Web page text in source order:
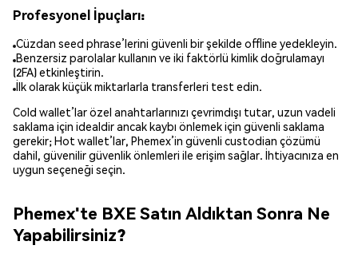
Profesyonel İpuçları:
Cüzdan seed phrase’lerini güvenli bir şekilde offline yedekleyin.
Benzersiz parolalar kullanın ve iki faktörlü kimlik doğrulamayı
(2FA) etkinleştirin.
İlk olarak küçük miktarlarla transferleri test edin.
Cold wallet’lar özel anahtarlarınızı çevrimdışı tutar, uzun vadeli
saklama için idealdir ancak kaybı önlemek için güvenli saklama
gerekir; Hot wallet’lar, Phemex’in güvenli custodian çözümü
dahil, güvenilir güvenlik önlemleri ile erişim sağlar. İhtiyacınıza en
uygun seçeneği seçin.
Phemex'te BXE Satın Aldıktan Sonra Ne
Yapabilirsiniz?